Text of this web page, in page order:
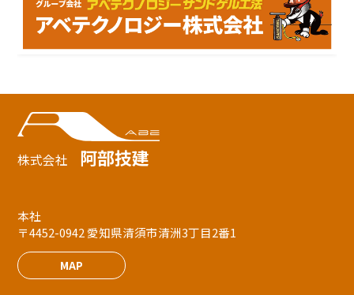
株式会社 阿部技建
本社
〒4452-0942 愛知県清須市清洲3丁目2番1
MAP